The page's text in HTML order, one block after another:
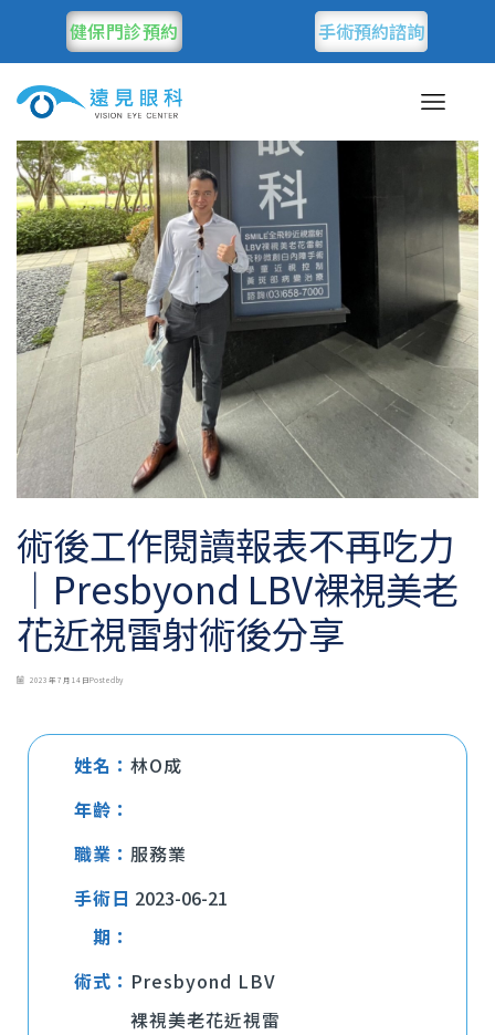
健保門診預約 手術預約諮詢
術後工作閱讀報表不再吃力
｜Presbyond LBV裸視美老
花近視雷射術後分享
2023 年 7 月 14 日Posted by
姓名： 林O成
年齡：
職業： 服務業
手術日
期：
2023-06-21
術式： Presbyond LBV
裸視美老花近視雷